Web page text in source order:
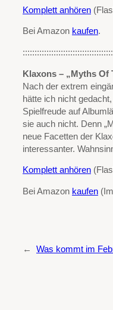
Komplett anhören
Bei Amazon kaufen.
Klaxons – „Myths Of
Nach der extrem
hätte ich nicht
Spielfreude auf
sie auch nicht. Denn
neue Facetten der
interessanter.
Komplett anhören
Bei Amazon kaufen
← Was kommt im